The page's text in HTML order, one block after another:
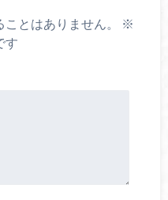
とはありません。
※
す